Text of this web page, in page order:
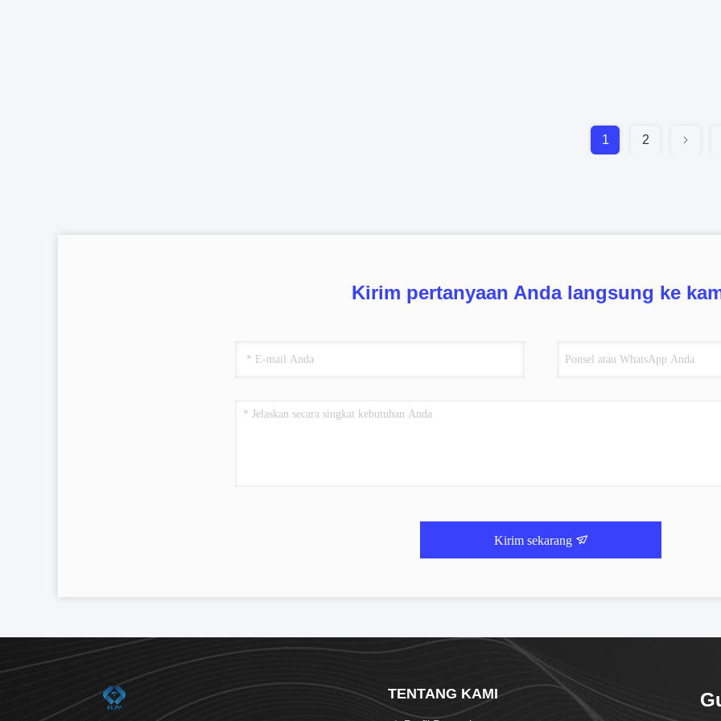
1 2
Kirim pertanyaan Anda langsung ke
Kirim sekarang
TENTANG KAMI